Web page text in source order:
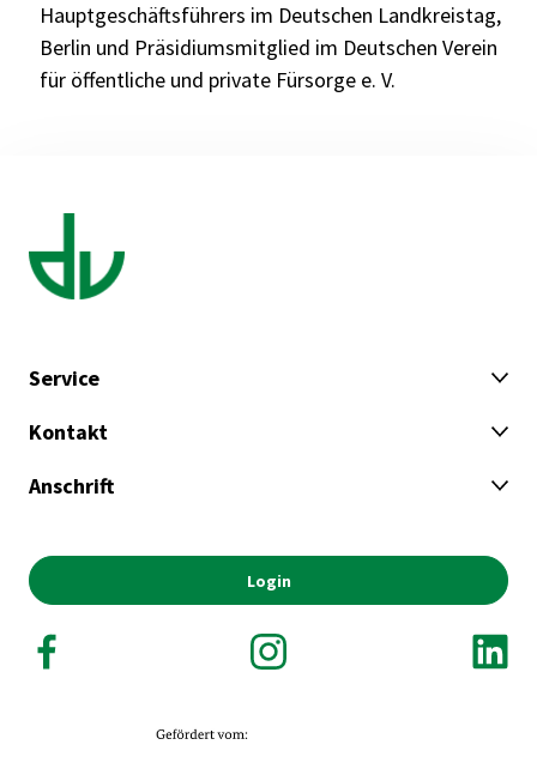
Hauptgeschäftsführers im Deutschen Landkreistag,
Berlin und Präsidiumsmitglied im Deutschen Verein
für öffentliche und private Fürsorge e. V.
Service
Kontakt
Anschrift
Login